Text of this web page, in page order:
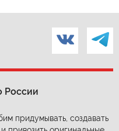
России
придумывать, создавать